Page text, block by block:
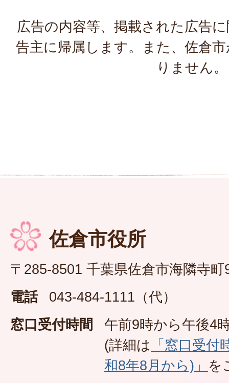
広告の内容等、掲載された広告
告主に帰属します。また、佐倉
りません。
佐倉市役所
〒285-8501 千葉県佐倉市海隣寺町
電話
043-484-1111（代）
窓口受付時間
午前9時から午後4
(詳細は 「窓口受
和8年8月から)」 を